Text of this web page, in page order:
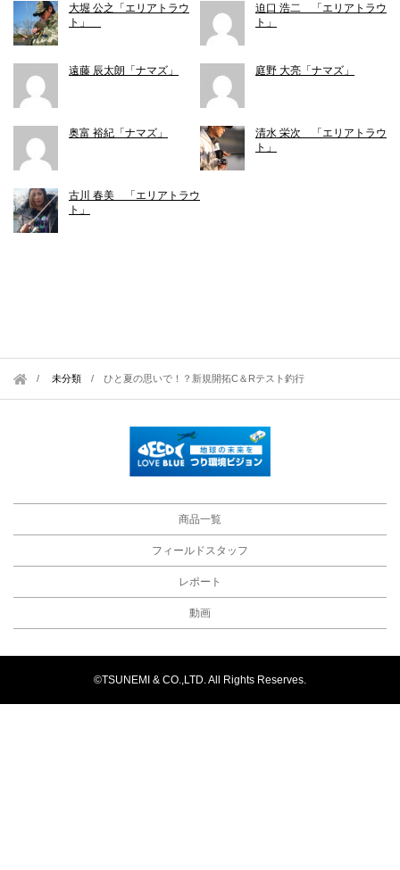
大堀 公之「エリアトラウ
ト」
迫口 浩二 「エリアトラウ
ト」
遠藤 辰太朗「ナマズ」 庭野 大亮「ナマズ」
奥富 裕紀「ナマズ」
清水 栄次 「エリアトラウ
ト」
古川 春美 「エリアトラウ
ト」
未分類 /ひと夏の思いで！？新規開拓C＆Rテスト釣行
商品一覧
フィールドスタッフ
レポート
動画
©TSUNEMI & CO.,LTD. All Rights Reserves.